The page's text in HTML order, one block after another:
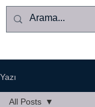
Yazı
All Posts